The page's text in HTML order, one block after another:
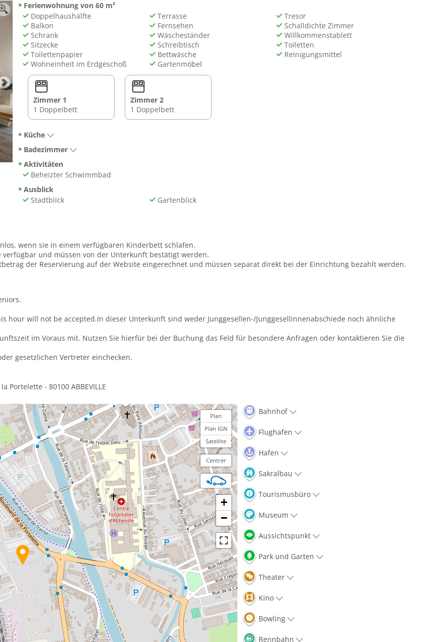
Ferienwohnung von 60 m²
Doppelhaushälfte
Terrasse
Tresor
Balkon
Fernsehen
Schalldichte Zimmer
Schrank
Wäscheständer
Willkommenstablett
Sitzecke
Schreibtisch
Toiletten
Toilettenpapier
Bettwäsche
Reinigungsmittel
Wohneinheit im Erdgeschoß
Gartenmöbel
Zimmer 1
1 Doppelbett
Zimmer 2
1 Doppelbett
Küche
Badezimmer
Aktivitäten
Beheizter Schwimmbad
Ausblick
Stadtblick
Gartenblick
wenn sie in einem verfügbaren Kinderbett schlafen.
und müssen von der Unterkunft bestätigt werden.
der Reservierung auf der Website eingerechnet und müssen separat direkt bei der Einrichtung bezahlt werden.
hour will not be accepted.In dieser Unterkunft sind weder Junggesellen-/Junggesellinnenabschiede noch ähnliche
im Voraus mit. Nutzen Sie hierfür bei der Buchung das Feld für besondere Anfragen oder kontaktieren Sie die
gesetzlichen Vertreter einchecken.
Portelette - 80100 ABBEVILLE
Plan
Plan IGN
Satellite
Centrer
+
−
Bahnhof
Flughafen
Hafen
Sakralbau
Tourismusbüro
Museum
Aussichtspunkt
Park und Garten
Theater
Kino
Bowling
Rennbahn